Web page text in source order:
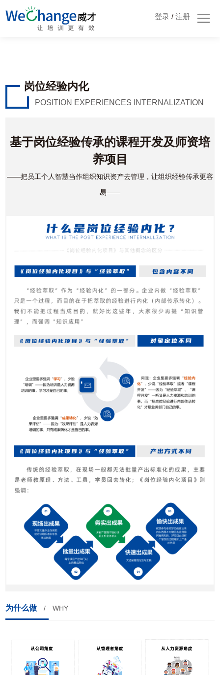
登录/ 注册
岗位经验内化
POSITION EXPERIENCES INTERNALIZATION
基于岗位经验传承的课程开发及师资培
养项目
——把员工个人智慧当作组织知识资产去管理，让组织经验传承更容
易——
为什么做 / WHY